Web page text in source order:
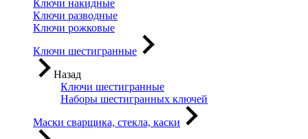
Ключи накидные
Ключи разводные
Ключи рожковые
Ключи шестигранные
Назад
Ключи шестигранные
Наборы шестигранных ключей
Маски сварщика, стекла, каски